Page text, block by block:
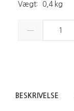
Vægt: 0,4 kg
BESKRIVELSE